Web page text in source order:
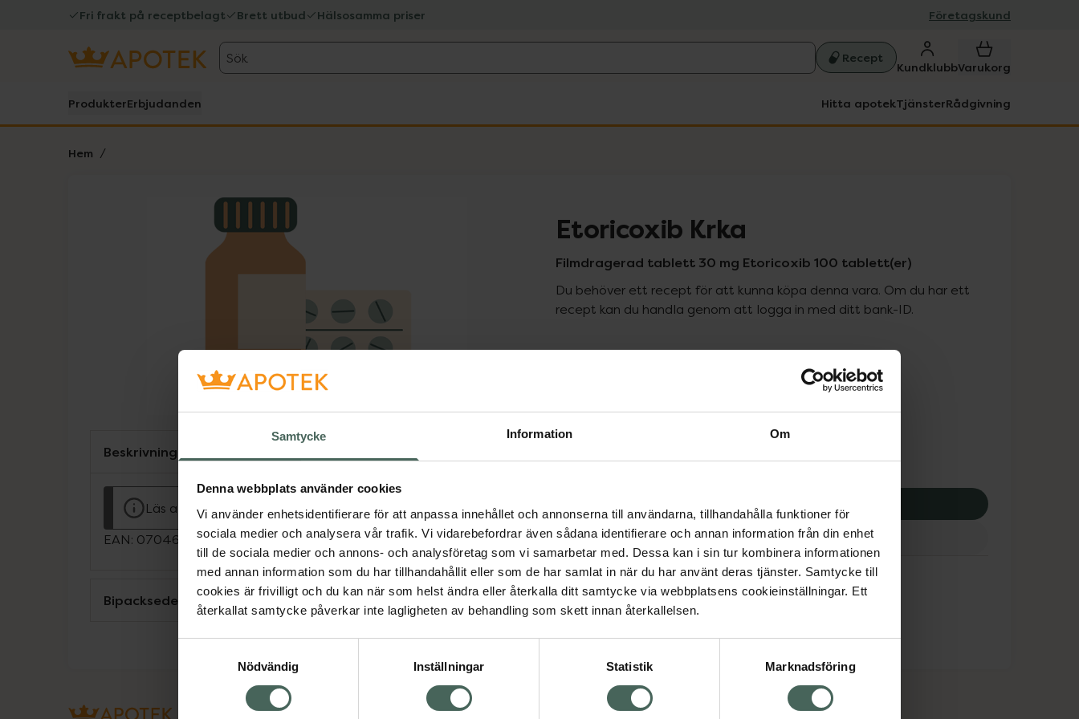
Samtycke Information Om
Denna webbplats använder cookies
Vi använder enhetsidentifierare för att anpassa innehållet och annonserna till användarna, tillhandahålla funktioner för
sociala medier och analysera vår trafik. Vi vidarebefordrar även sådana identifierare och annan information från din enhet
till de sociala medier och annons- och analysföretag som vi samarbetar med. Dessa kan i sin tur kombinera informationen
med annan information som du har tillhandahållit eller som de har samlat in när du har använt deras tjänster. Samtycke till
cookies är frivilligt och du kan när som helst ändra eller återkalla ditt samtycke via webbplatsens cookieinställningar. Ett
återkallat samtycke påverkar inte lagligheten av behandling som skett innan återkallelsen.
Nödvändig
Inställningar Statistik Marknadsföring
Fri frakt på receptbelagt Brett utbud Hälsosamma priser Företagskund
Sök Recept
KundklubbVarukorg
ProdukterErbjudanden Hitta apotekTjänsterRådgivning
Hem
Lista: . Innehåller 1 objekt. Etoricoxib Krka
Filmdragerad tablett 30 mg Etoricoxib 100 tablett(er)
Du behöver ett recept för att kunna köpa denna vara. Om du har ett
recept kan du handla genom att logga in med ditt bank-ID.
Pris med recept
Högkostnadsskyddet gäller
447,68 kr
I apotek:447,68 kr
Köp via ditt recept
Aktuella erbjudanden
Beskrivning
Läs alltid bipacksedeln innan användning.
EAN: 07046261634533
Bipacksedel från FASS Visa
Om recept och läkemedel